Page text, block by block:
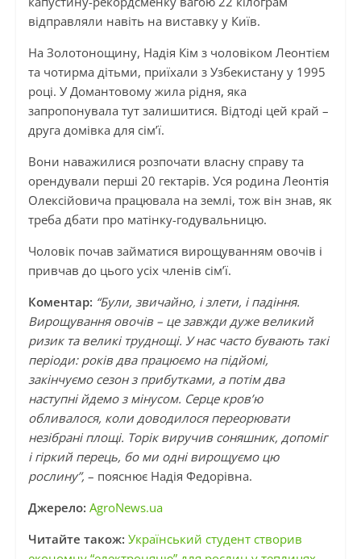
відправляли навіть на виставку у Київ.
На Золотонощину, Надія Кім з чоловіком Леонтієм
та чотирма дітьми, приїхали з Узбекистану у 1995
році. У Домантовому жила рідня, яка
запропонувала тут залишитися. Відтоді цей край –
друга домівка для сім’ї.
Вони наважилися розпочати власну справу та
орендували перші 20 гектарів. Уся родина Леонтія
Олексійовича працювала на землі, тож він знав, як
треба дбати про матінку-годувальницю.
Чоловік почав займатися вирощуванням овочів і
привчав до цього усіх членів сім’ї.
Коментар: “Були, звичайно, і злети, і падіння.
Вирощування овочів – це завжди дуже великий
ризик та великі труднощі. У нас часто бувають такі
періоди: років два працюємо на підйомі,
закінчуємо сезон з прибутками, а потім два
наступні йдемо з мінусом. Серце кров’ю
обливалося, коли доводилося переорювати
незібрані площі. Торік виручив соняшник, допоміг
і гіркий перець, бо ми одні вирощуємо цю
рослину”, – пояснює Надія Федорівна.
Джерело: AgroNews.ua
Читайте також: Український студент створив